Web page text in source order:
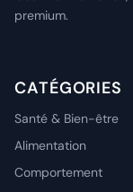
premium.
CATÉGORIES
Santé & Bien-être
Alimentation
Comportement